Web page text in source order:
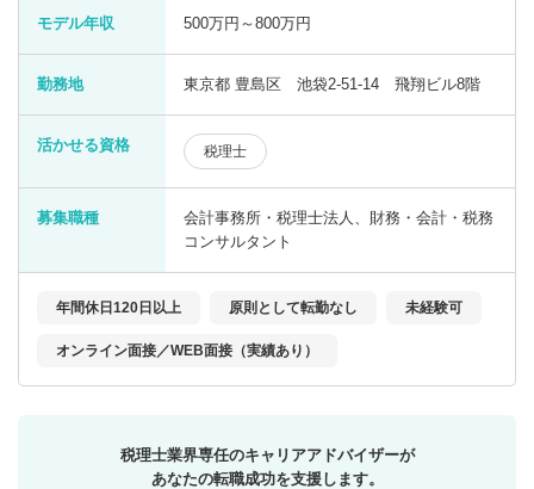
モデル年収 500万円～800万円
勤務地 東京都 豊島区 池袋2-51-14 飛翔ビル8階
活かせる資格 税理士
募集職種
会計事務所・税理士法人、財務・会計・税務
コンサルタント
年間休日120日以上 原則として転勤なし 未経験可
オンライン面接／WEB面接（実績あり）
税理士業界専任のキャリアアドバイザーが
あなたの転職成功を支援します。